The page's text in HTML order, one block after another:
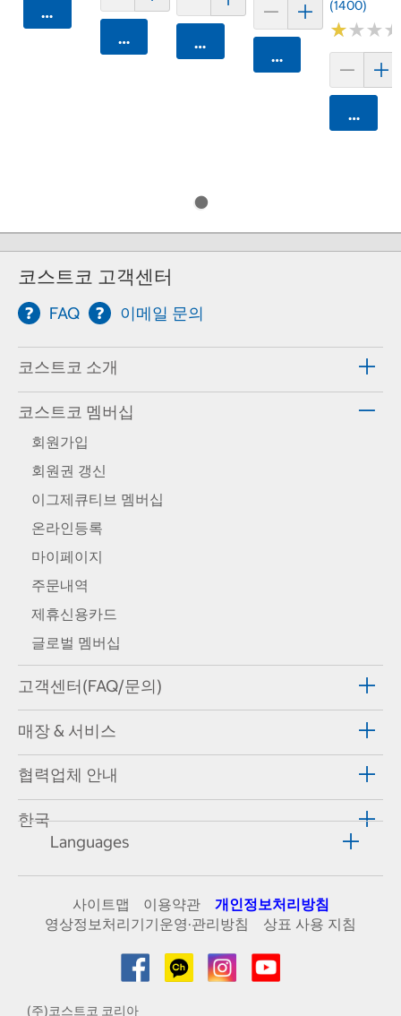
카트에 담기
카트에 담기 카트에 담기
카트에 담기
(1400)
★★★
★★★
카트에
코스트코 고객센터
FAQ 이메일 문의
코스트코 소개
코스트코 멤버십
회원가입
회원권 갱신
이그제큐티브 멤버십
온라인등록
마이페이지
주문내역
제휴신용카드
글로벌 멤버십
고객센터(FAQ/문의)
매장 & 서비스
협력업체 안내
한국
Languages
사이트맵 이용약관
개인정보처리방침
영상정보처리기기운영·관리방침
상표 사용 지침
(주)코스트코 코리아